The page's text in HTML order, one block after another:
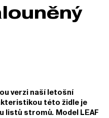
verzi naší letošní
této židle je
listů stromů. Model LEAF